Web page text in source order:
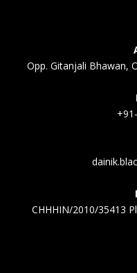
Opp. Gitanjali Bhawan,
CHHHIN/2010/35413